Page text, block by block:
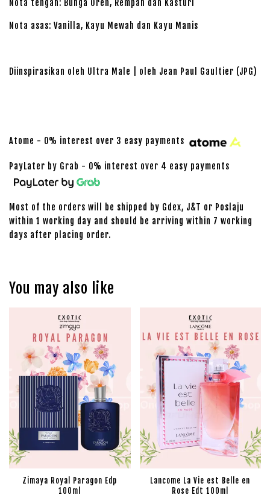
Nota tengah: Bunga Oren, Rempah dan Kasturi
Nota asas: Vanilla, Kayu Mewah dan Kayu Manis
Diinspirasikan oleh Ultra Male | oleh Jean Paul Gaultier (JPG)
Atome - 0% interest over 3 easy payments
PayLater by Grab - 0% interest over 4 easy payments
Most of the orders will be shipped by Gdex, J&T or Poslaju
within 1 working day and should be arriving within 7 working
days after placing order.
You may also like
Zimaya Royal Paragon Edp
100ml
Lancome La Vie est Belle en
Rose Edt 100ml